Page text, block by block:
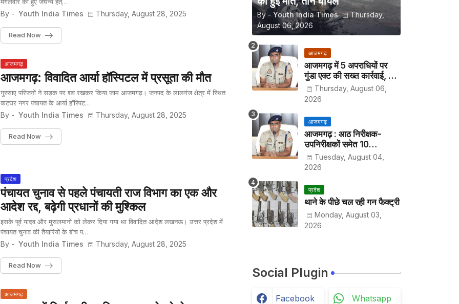
By - Youth India Times Thursday, August 28, 2025
Read Now
आजमगढ़
आजमगढ़: विवादित आर्या हॉस्पिटल में प्रसूता की मौत
गुस्साए परिजनों ने सड़क पर शव रखकर किया जाम आजमगढ़। जनपद के लालगंज क्षेत्र में स्थित
कटघर नगर पंचायत के आर्या हॉस्पिट…
By - Youth India Times Thursday, August 28, 2025
Read Now
प्रदेश
पंचायत चुनाव से पहले पंचायती राज विभाग का एक और
आदेश रद्द, बढ़ेगी प्रधानों की मुश्किल
इसके पूर्व यादव और मुसलमानों को लेकर दिया गया था विवादित आदेश लखनऊ। उत्तर प्रदेश में
पंचायत चुनाव की तैयारियों के बीच प…
By - Youth India Times Thursday, August 28, 2025
Read Now
आजमगढ़
By - Youth India Times
Thursday,
August 06, 2026
आजमगढ़
आजमगढ़ में 5 अपराधियों पर
गुंडा एक्ट की सख्त कार्रवाई, अब
हर पखवाड़े थाने में लगानी होगी
हाजिरी
Thursday, August 06,
2026
आजमगढ़
आजमगढ़ : आठ निरीक्षक-
उपनिरीक्षकों समेत 10
अधिकारियों के तबादले
Tuesday, August 04,
2026
प्रदेश
थाने के पीछे चल रही गन फैक्ट्री
Monday, August 03,
2026
Social Plugin
Facebook Whatsapp